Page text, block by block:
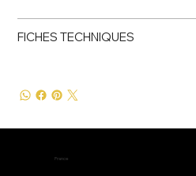
FICHES TECHNIQUES
France